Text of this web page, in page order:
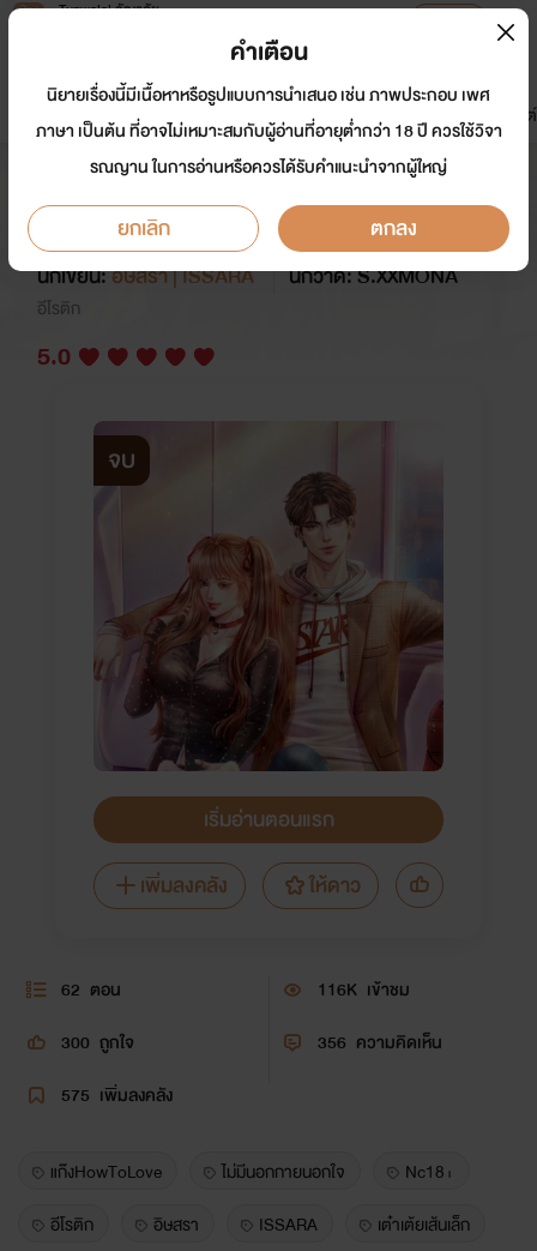
Tunwalai ธัญวลัย
หน้าแรก นิยาย อีบุ๊ก การ์ตูน
มาใหม่
ดรีมแชท ธัญลิสต์
How To Love ทฤษฎีกลับรัก #เต๋า
เต้ยเส้นเล็ก
นักเขียน:อิษสรา | ISSARA นักวาด: S.XXMONA
อีโรติก
5.0
จบ
เริ่มอ่านตอนแรก
เพิ่มลงคลัง
ให้ดาว
62 ตอน 116K เข้าชม
300 ถูกใจ 356 ความคิดเห็น
575 เพิ่มลงคลัง
แก๊งHowToLove ไม่มีนอกกายนอกใจ
Nc18+
อีโรติก
อิษสรา ISSARA เต๋าเต้ยเส้นเล็ก
คำเตือน
นิยายเรื่องนี้มีเนื้อหาหรือรูปแบบการนำเสนอ เช่น ภาพประกอบ เพศ
ภาษา เป็นต้น ที่อาจไม่เหมาะสมกับผู้อ่านที่อายุต่ำกว่า 18 ปี ควรใช้วิจา
รณญาน ในการอ่านหรือควรได้รับคำแนะนำจากผู้ใหญ่
ยกเลิก ตกลง